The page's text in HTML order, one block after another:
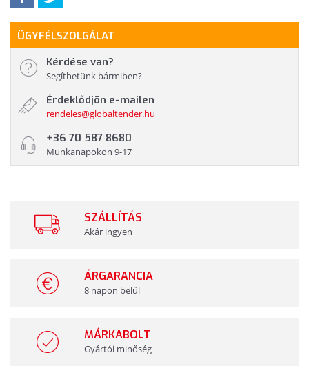
ÜGYFÉLSZOLGÁLAT
Kérdése van?
Segíthetünk bármiben?
Érdeklődjön e-mailen
rendeles@globaltender.hu
+36 70 587 8680
Munkanapokon 9-17
SZÁLLÍTÁS
Akár ingyen
ÁRGARANCIA
8 napon belül
MÁRKABOLT
Gyártói minőség